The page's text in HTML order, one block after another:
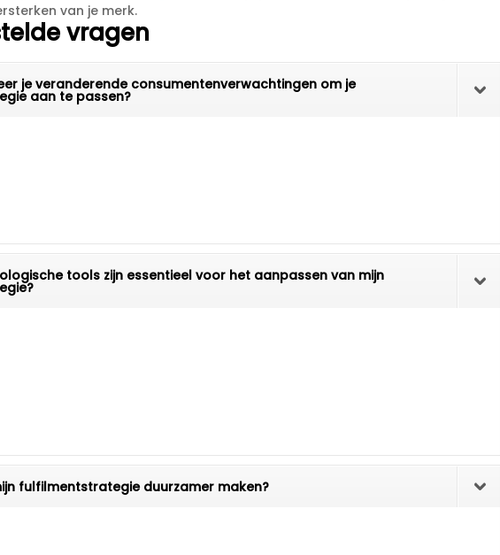
van je merk.​
vragen
je veranderende consumentenverwachtingen om je
aan te passen?
tools zijn essentieel voor het aanpassen van mijn
fulfilmentstrategie duurzamer maken?